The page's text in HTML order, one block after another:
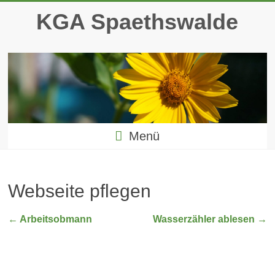
springenKGA Spaethswalde
Menü
Webseite pflegen
← Arbeitsobmann Wasserzähler ablesen →